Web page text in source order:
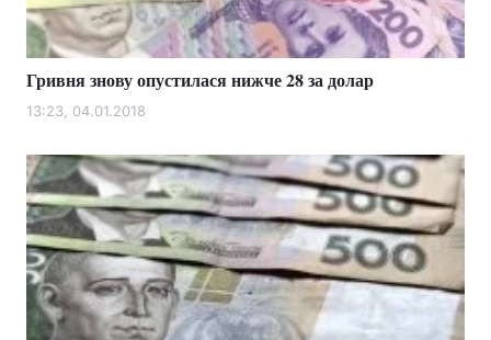
Тема оформлення
Гривня знову опустилася нижче 28 за долар
13:23, 04.01.2018